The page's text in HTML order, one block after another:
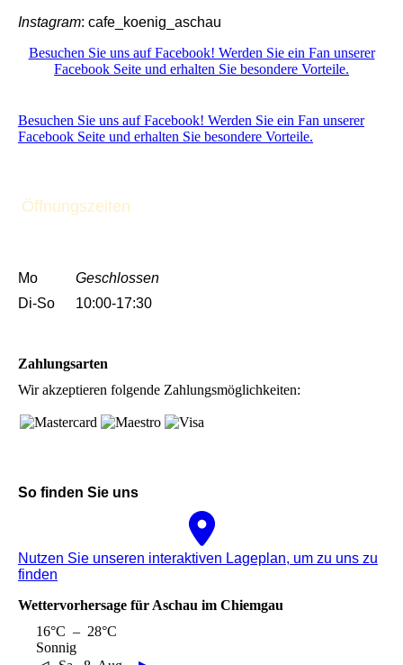
Instagram: cafe_koenig_aschau
Besuchen Sie uns auf Facebook! Werden Sie ein Fan unserer
Facebook Seite und erhalten Sie besondere Vorteile.
Besuchen Sie uns auf Facebook! Werden Sie ein Fan unserer
Facebook Seite und erhalten Sie besondere Vorteile.
Öffnungszeiten
Mo
Geschlossen
Di-So
10:00-17:30
Zahlungsarten
Wir akzeptieren folgende Zahlungsmöglichkeiten:
So finden Sie uns
Nutzen Sie unseren interaktiven La­ge­plan, um zu uns zu
finden
Wettervorhersage für Aschau im Chiemgau
16°C – 28°C
Sonnig